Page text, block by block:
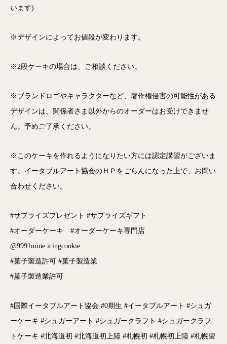
います)
※デザインによってお値段が変わります。
※2段ケーキの場合は、ご相談ください。
※ブランドロゴやキャラクターなど、著作権侵害の可能性がある
デザインは、関係者さま以外からのオーダーはお受けできませ
ん。予めご了承ください。
※このケーキを作れるようになりたい方には認定講習がございま
す。イータブルアート協会のＨＰをごらんになった上で、お問い
合わせください。
#サプライズプレゼント #サプライズギフト
#オーダーケーキ #オーダーケーキ専門店
@9991mine.icingcookie
#菓子製造許可 #菓子製造業
#菓子製造業許可
#国際イータブルアート協会 #0期生 #イータブルアート #シュガ
ーケーキ #シュガーアート #シュガークラフト #シュガークラフ
トケーキ #北海道初 #北海道初上陸 #札幌初 #札幌初上陸 #札幌習